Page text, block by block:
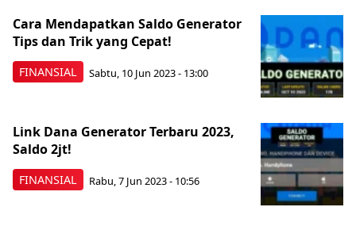
FINANSIAL
Cara Mendapatkan Saldo Generator
Tips dan Trik yang Cepat!
Sabtu, 10 Jun 2023 - 13:00
FINANSIAL
Link Dana Generator Terbaru 2023,
Saldo 2jt!
Rabu, 7 Jun 2023 - 10:56